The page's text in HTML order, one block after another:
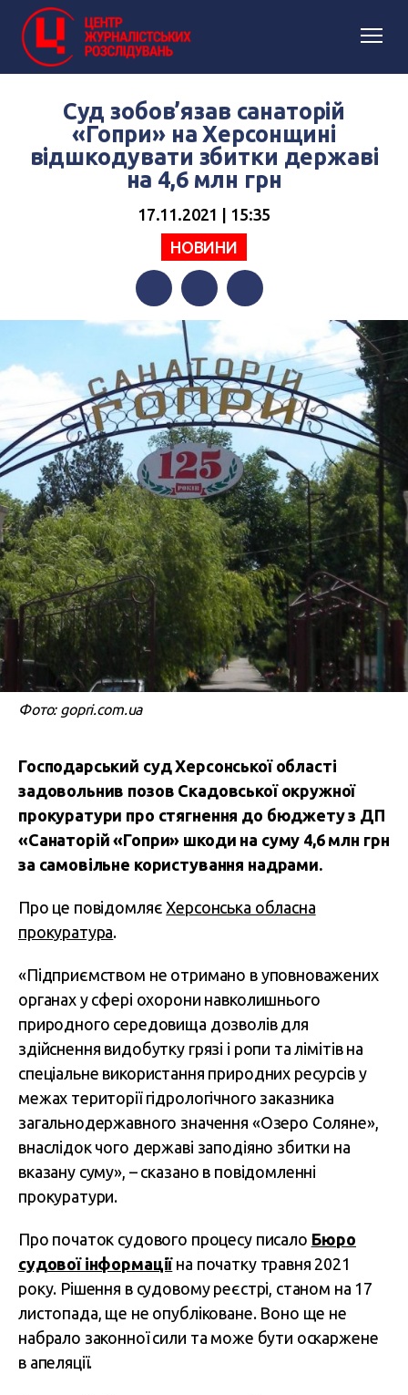
Суд зобов’язав санаторій
«Гопри» на Херсонщині
відшкодувати збитки державі
на 4,6 млн грн
17.11.2021 | 15:35
НОВИНИ
FacebookTwitter
Фото: gopri.com.ua
Господарський суд Херсонської області
задовольнив позов Скадовської окружної
прокуратури про стягнення до бюджету з ДП
«Санаторій «Гопри» шкоди на суму 4,6 млн грн
за самовільне користування надрами.
Про це повідомляєХерсонська обласна
прокуратура.
«Підприємством не отримано в уповноважених
органах у сфері охорони навколишнього
природного середовища дозволів для
здійснення видобутку грязі і ропи та лімітів на
спеціальне використання природних ресурсів у
межах території гідрологічного заказника
загальнодержавного значення «Озеро Соляне»,
внаслідок чого державі заподіяно збитки на
вказану суму», – сказано в повідомленні
прокуратури.
Про початок судового процесу писало Бюро
судової інформаціїна початку травня 2021
року. Рішення в судовому реєстрі, станом на 17
листопада, ще не опубліковане. Воно ще не
набрало законної сили та може бути оскаржене
в апеляції.